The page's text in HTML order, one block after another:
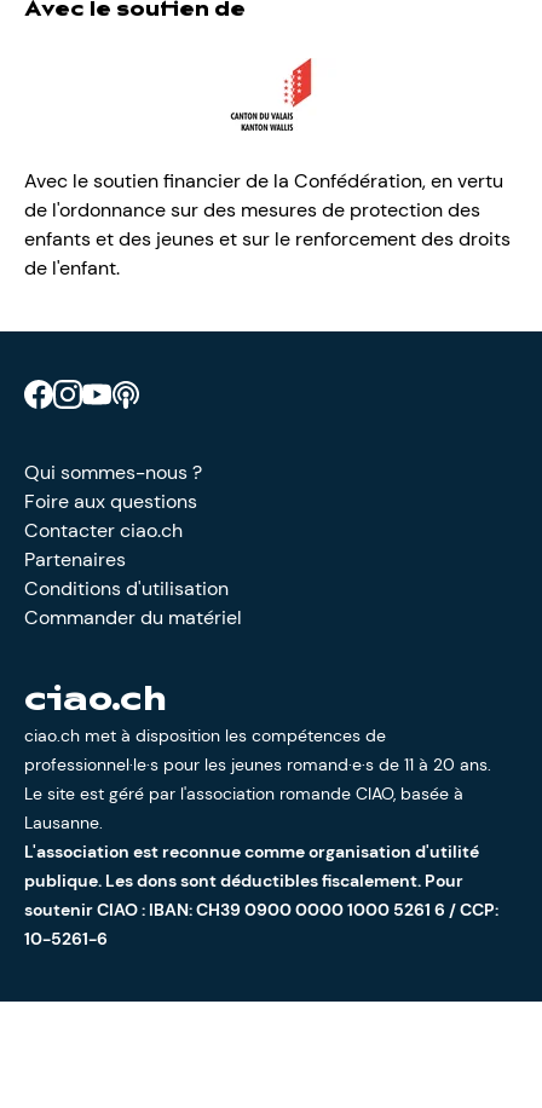
Avec le soutien de
Avec le soutien financier de la Confédération, en vertu
de l'ordonnance sur des mesures de protection des
enfants et des jeunes et sur le renforcement des droits
de l'enfant.
Retrouve CIAO sur Facebook
Retrouve CIAO sur Instagram
Retrouve CIAO sur YouTube
Qui sommes-nous ?
Foire aux questions
Contacter ciao.ch
Partenaires
Conditions d'utilisation
Commander du matériel
ciao.ch
ciao.ch met à disposition les compétences de
professionnel·le·s pour les jeunes romand·e·s de 11 à 20 ans.
Le site est géré par l'association romande CIAO, basée à
Lausanne.
L'association est reconnue comme organisation d'utilité
publique. Les dons sont déductibles fiscalement. Pour
soutenir CIAO : IBAN: CH39 0900 0000 1000 5261 6 / CCP:
10-5261-6